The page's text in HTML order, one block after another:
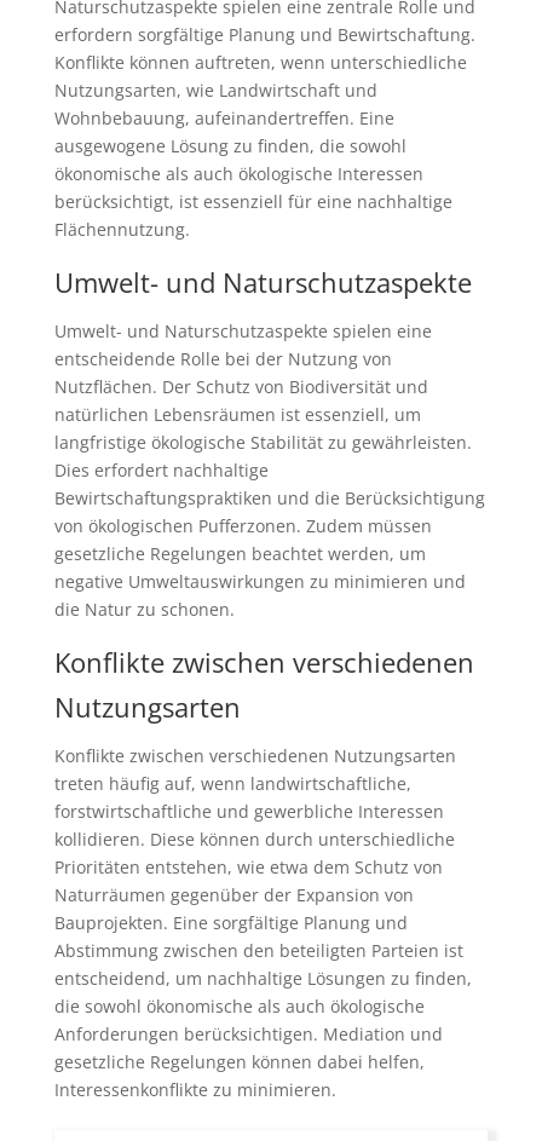
Naturschutzaspekte spielen eine zentrale Rolle und
erfordern sorgfältige Planung und Bewirtschaftung.
Konflikte können auftreten, wenn unterschiedliche
Nutzungsarten, wie Landwirtschaft und
Wohnbebauung, aufeinandertreffen. Eine
ausgewogene Lösung zu finden, die sowohl
ökonomische als auch ökologische Interessen
berücksichtigt, ist essenziell für eine nachhaltige
Flächennutzung.
Umwelt- und Naturschutzaspekte
Umwelt- und Naturschutzaspekte spielen eine
entscheidende Rolle bei der Nutzung von
Nutzflächen. Der Schutz von Biodiversität und
natürlichen Lebensräumen ist essenziell, um
langfristige ökologische Stabilität zu gewährleisten.
Dies erfordert nachhaltige
Bewirtschaftungspraktiken und die Berücksichtigung
von ökologischen Pufferzonen. Zudem müssen
gesetzliche Regelungen beachtet werden, um
negative Umweltauswirkungen zu minimieren und
die Natur zu schonen.
Konflikte zwischen verschiedenen
Nutzungsarten
Konflikte zwischen verschiedenen Nutzungsarten
treten häufig auf, wenn landwirtschaftliche,
forstwirtschaftliche und gewerbliche Interessen
kollidieren. Diese können durch unterschiedliche
Prioritäten entstehen, wie etwa dem Schutz von
Naturräumen gegenüber der Expansion von
Bauprojekten. Eine sorgfältige Planung und
Abstimmung zwischen den beteiligten Parteien ist
entscheidend, um nachhaltige Lösungen zu finden,
die sowohl ökonomische als auch ökologische
Anforderungen berücksichtigen. Mediation und
gesetzliche Regelungen können dabei helfen,
Interessenkonflikte zu minimieren.